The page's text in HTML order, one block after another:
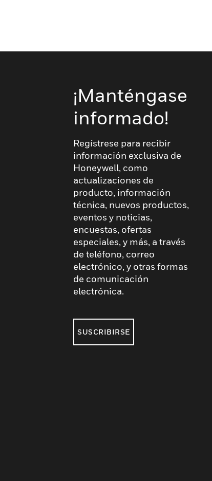
¡Manténgase
informado!
Regístrese para recibir
información exclusiva de
Honeywell, como
actualizaciones de
producto, información
técnica, nuevos productos,
eventos y noticias,
encuestas, ofertas
especiales, y más, a través
de teléfono, correo
electrónico, y otras formas
de comunicación
electrónica.
SUSCRIBIRSE